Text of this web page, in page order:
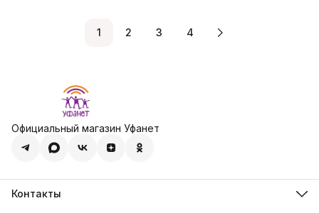
1
2 3 4
Официальный магазин Уфанет
Контакты